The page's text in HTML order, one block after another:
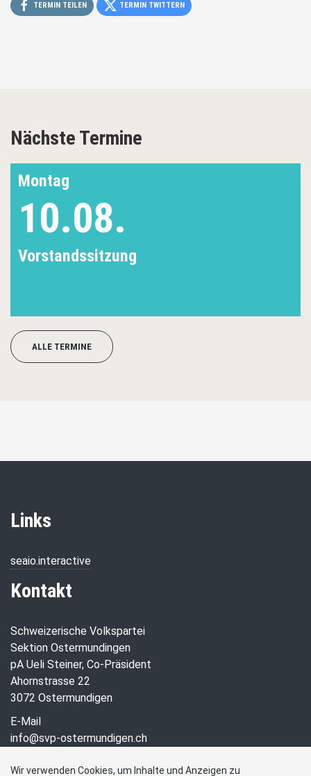
TERMIN TEILEN TERMIN TWITTERN
Nächste Termine
Montag
10.08.
Vorstandssitzung
ALLE TERMINE
Links
seaio.interactive
Kontakt
Schweizerische Volkspartei
Sektion Ostermundingen
pA Ueli Steiner, Co-Präsident
Ahornstrasse 22
3072 Ostermundigen
E-Mail
info@svp-ostermundigen.ch
Wir verwenden Cookies, um Inhalte und Anzeigen zu